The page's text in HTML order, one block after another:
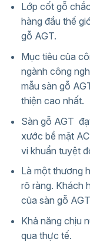
Lớp cốt gỗ
hàng đầu thế
gỗ AGT.
Mục tiêu của
ngành công
mẫu sàn gỗ
thiện cao nhất.
Sàn gỗ AGT
xước bề mặt
vi khuẩn tuyệt
Là một thương
rõ ràng. Khách
của sàn gỗ
Khả năng chịu
qua thực tế.